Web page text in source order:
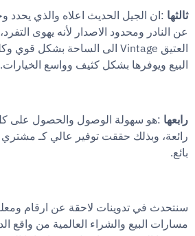
ثالثها : ان الجيل الحديث اعلاه والذي يحدد
عن النادر ومحدود الاصدار لأنه يهوى
العتيق Vintage الى الساحة بشكل قوي
البيع ويوفرها بشكل كثيف وواسع الخيارات.
رابعها :هو سهولة الوصول والحصول على
رائعة، وبذلك حققت توفير عالي كـ
بائع.
سنتحدث في تدوينات لاحقة عن ارقام
مسارات البيع والشراء العالمية من واقع